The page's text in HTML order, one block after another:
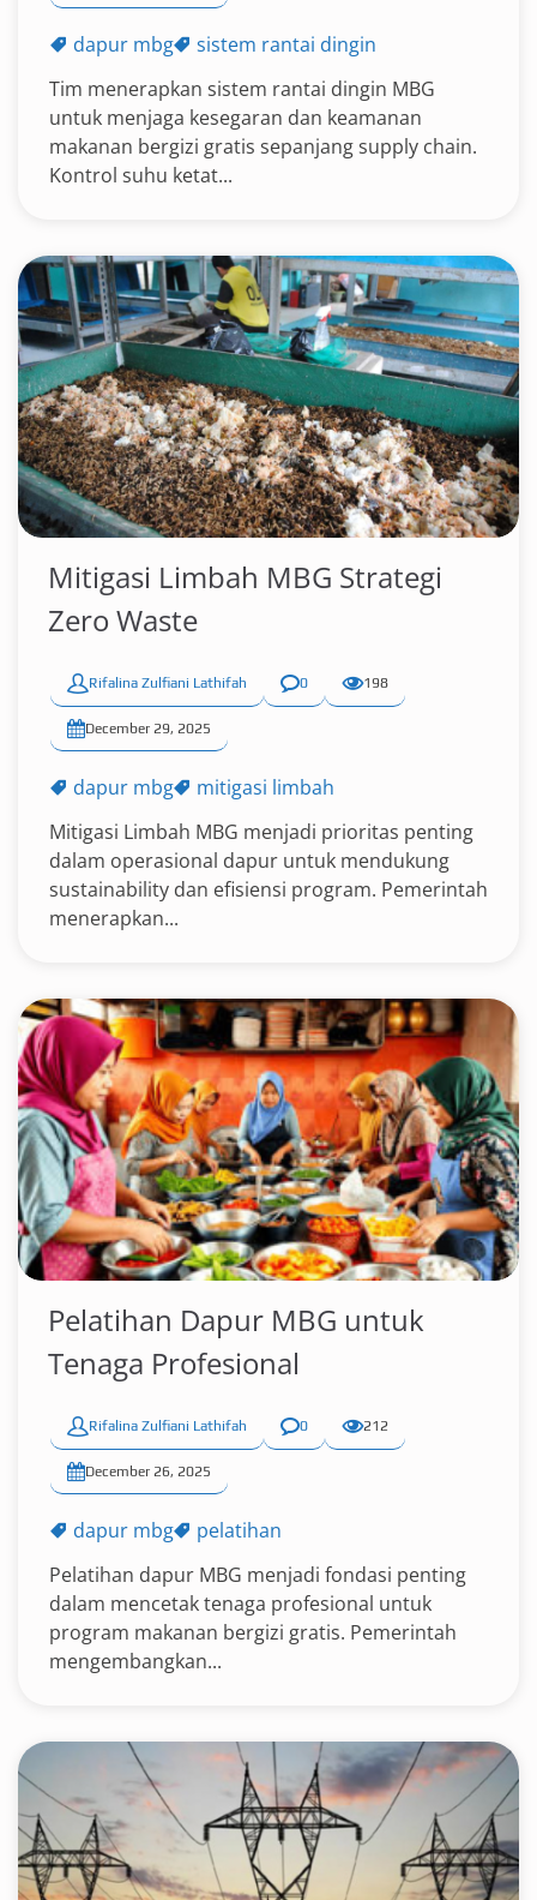
dapur mbg
sistem rantai dingin
Tim menerapkan sistem rantai dingin MBG
untuk menjaga kesegaran dan keamanan
makanan bergizi gratis sepanjang supply chain.
Kontrol suhu ketat...
Mitigasi Limbah MBG Strategi
Zero Waste
Rifalina Zulfiani Lathifah 0 198
December 29, 2025
dapur mbg
mitigasi limbah
Mitigasi Limbah MBG menjadi prioritas penting
dalam operasional dapur untuk mendukung
sustainability dan efisiensi program. Pemerintah
menerapkan...
Pelatihan Dapur MBG untuk
Tenaga Profesional
Rifalina Zulfiani Lathifah 0 212
December 26, 2025
dapur mbg
pelatihan
Pelatihan dapur MBG menjadi fondasi penting
dalam mencetak tenaga profesional untuk
program makanan bergizi gratis. Pemerintah
mengembangkan...